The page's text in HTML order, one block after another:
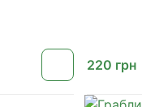
220 грн